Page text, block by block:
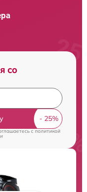
со
cполитикой